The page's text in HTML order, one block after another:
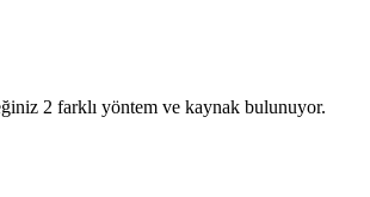
2 farklı yöntem ve kaynak bulunuyor.